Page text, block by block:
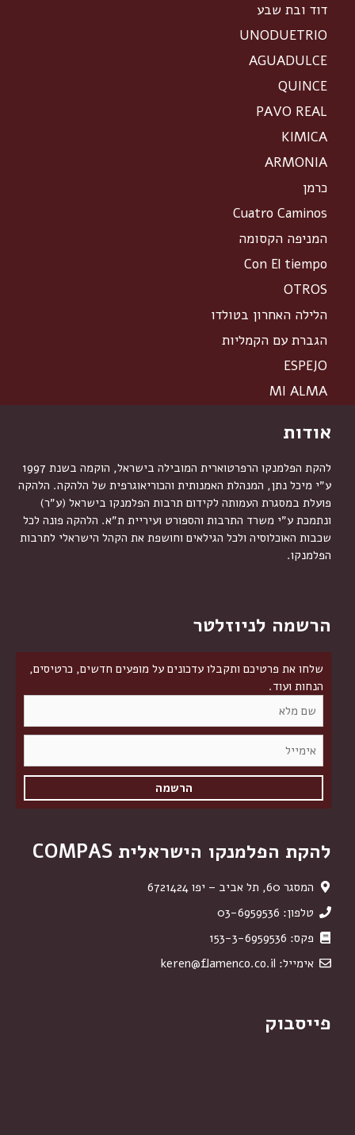
דוד ובת שבע
UNODUETRIO
AGUADULCE
QUINCE
PAVO REAL
KIMICA
ARMONIA
כרמן
Cuatro Caminos
המניפה הקסומה
Con El tiempo
OTROS
הלילה האחרון בטולדו
הגברת עם הקמליות
ESPEJO
MI ALMA
אודות
להקת הפלמנקו הרפרטוארית המובילה בישראל, הוקמה בשנת 1997
ע״י מיכל נתן, המנהלת האמנותית והכוריאוגרפית של הלהקה. הלהקה
פועלת במסגרת העמותה לקידום תרבות הפלמנקו בישראל (ע״ר)
ונתמכת ע״י משרד התרבות והספורט ועיריית ת״א. הלהקה פונה לכל
שכבות האוכלוסיה ולכל הגילאים וחושפת את הקהל הישראלי לתרבות
הפלמנקו.
הרשמה לניוזלטר
שלחו את פרטיכם ותקבלו עדכונים על מופעים חדשים, כרטיסים,
הנחות ועוד.
להקת הפלמנקו הישראלית COMPAS
המסגר 60, תל אביב – יפו 6721424
טלפון: 03-6959536
פקס: 153-3-6959536
אימייל:keren@flamenco.co.il
פייסבוק